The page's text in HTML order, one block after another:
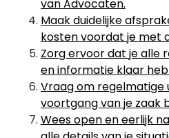
van Advocaten.
Maak duidelijke
kosten voordat je met
Zorg ervoor dat je alle
en informatie klaar
Vraag om regelmatige
voortgang van je zaak
Wees open en eerlijk